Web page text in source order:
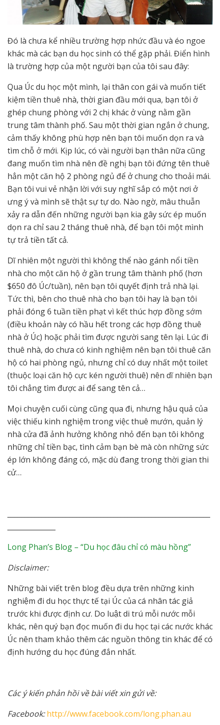
Đó là chưa kể nhiều trường hợp nhức đầu và éo ngoe
khác mà các bạn du học sinh có thể gặp phải. Điển hình
là trường hợp của một người bạn của tôi sau đây:
Qua Úc du học một mình, lại thân con gái và muốn tiết
kiệm tiền thuê nhà, thời gian đầu mới qua, bạn tôi ở
ghép chung phòng với 2 chị khác ở vùng nằm gần
trung tâm thành phố. Sau một thời gian ngắn ở chung,
cảm thấy không phù hợp nên bạn tôi muốn dọn ra và
tìm chỗ ở mới. Kịp lúc, có vài người bạn thân nữa cũng
đang muốn tìm nhà nên đề nghị bạn tôi đứng tên thuê
hẳn một căn hộ 2 phòng ngủ để ở chung cho thoải mái.
Bạn tôi vui vẻ nhận lời với suy nghĩ sắp có một nơi ở
ưng ý và mình sẽ thật sự tự do. Nào ngờ, mâu thuẫn
xảy ra dẫn đến những người bạn kia gây sức ép muốn
dọn ra chỉ sau 2 tháng thuê nhà, để bạn tôi một mình
tự trả tiền tất cả.
Dĩ nhiên một người thì không thể nào gánh nổi tiền
nhà cho một căn hộ ở gần trung tâm thành phố (hơn
$650 đô Úc/tuần), nên bạn tôi quyết định trả nhà lại.
Tức thì, bên cho thuê nhà cho bạn tôi hay là bạn tôi
phải đóng 6 tuần tiền phạt vì kết thúc hợp đồng sớm
(điều khoản này có hầu hết trong các hợp đồng thuê
nhà ở Úc) hoặc phải tìm được người sang tên lại. Lúc đi
thuê nhà, do chưa có kinh nghiệm nên bạn tôi thuê căn
hộ có hai phòng ngủ, nhưng chỉ có duy nhất một toilet
(thuộc loại căn hộ cực kén người thuê) nên dĩ nhiên bạn
tôi chẳng tìm được ai để sang tên cả…
Mọi chuyện cuối cùng cũng qua đi, nhưng hậu quả của
việc thiếu kinh nghiệm trong việc thuê mướn, quản lý
nhà cửa đã ảnh hưởng không nhỏ đến bạn tôi không
những chỉ tiền bạc, tình cảm bạn bè mà còn những sức
ép lớn không đáng có, mặc dù đang trong thời gian thi
cử…
Long Phan’s Blog – “Du học đâu chỉ có màu hồng”
Disclaimer:
Những bài viết trên blog đều dựa trên những kinh
nghiệm đi du học thực tế tại Úc của cá nhân tác giả
trước khi được định cư. Do luật di trú mỗi nước mỗi
khác, nên quý bạn đọc muốn đi du học tại các nước khác
Úc nên tham khảo thêm các nguồn thông tin khác để có
định hướng du học đúng đắn nhất.
Các ý kiến phản hồi về bài viết xin gửi về:
Facebook: http://www.facebook.com/long.phan.au